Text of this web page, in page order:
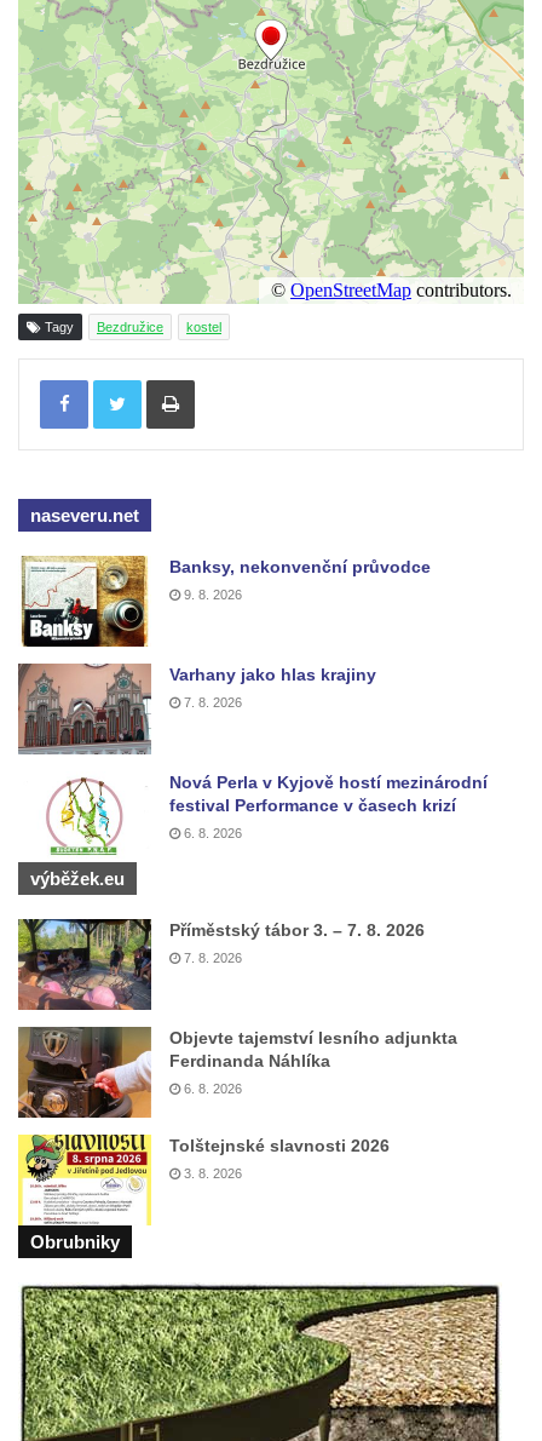
Výklenková kaple v Teplické ulici u stadionu
v Duchcově
Evangelický kostel v Duchcově
Kostel svatých Petra a Pavla v Jeníkově
Kaple svaté Anny v Jeníkově
Kaple Panny Marie v Lahošti
Kaple svatého Jana Nepomuckého v
Lahošti
Kostel svatého Mikuláše v Mikulášovicích
Kaple Tří otců v Mikulášovicích
Kaple Matky Boží v Mikulášovicích
Kaple Andělů strážných (Fürleova kaple) v
Balzerova kaple v Mikulášovicích
Kostel svatého Václava ve Šluknově
Kostel svatého Mikuláše v Třebušíně
Klášterní kostel svatého Františka z Assisi v
Zákupech
Kaple svatého Josefa u Zákup
Kostel svatých Fabiána a Šebestiána v
Zákupech
Kostel svatého Havla v Kuřívodech
Kaple Krista v žaláři u kostela Nalezení
svatého Kříže ve Frýdlantu
Kostel Nalezení svatého Kříže ve Frýdlantu
Kostel Krista Spasitele ve Frýdlantu
Kaple Getsemanské zahrady na křížové
cestě na Křížovém vrchu ve Frýdlantu
Kaple Božího hrobu na Křížové cestě na
Křížovém vrchu ve Frýdlantu
Poustevna na Křížové cestě na Křížovém
vrchu ve Frýdlantu
Kostel svatého Jakuba Většího v Sokolově
Kostel Nanebevzetí Panny Marie ve
Slunečné
Kostel Jména Panny Marie v Sepekově
Kostel svatých Petra a Pavla v Růžové
Kaple Stětí svatého Jana Křtitele v
Rumburku
Bývalá synagoga v Milevsku
Tagy Bezdružice kostel
Tisknout
naseveru.net
Banksy, nekonvenční průvodce
9. 8. 2026
Varhany jako hlas krajiny
7. 8. 2026
Nová Perla v Kyjově hostí mezinárodní
festival Performance v časech krizí
6. 8. 2026
výběžek.eu
Příměstský tábor 3. – 7. 8. 2026
7. 8. 2026
Objevte tajemství lesního adjunkta
Ferdinanda Náhlíka
6. 8. 2026
Tolštejnské slavnosti 2026
3. 8. 2026
Obrubniky